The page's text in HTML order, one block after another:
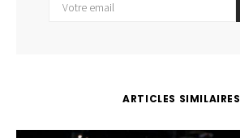
ARTICLES SIMILAIRES